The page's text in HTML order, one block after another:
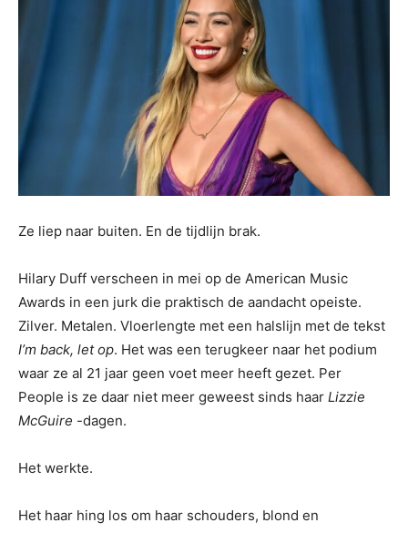
Ze liep naar buiten. En de tijdlijn brak.
Hilary Duff verscheen in mei op de American Music
Awards in een jurk die praktisch de aandacht opeiste.
Zilver. Metalen. Vloerlengte met een halslijn met de tekst
I’m back, let op. Het was een terugkeer naar het podium
waar ze al 21 jaar geen voet meer heeft gezet. Per
People is ze daar niet meer geweest sinds haar Lizzie
McGuire -dagen.
Het werkte.
Het haar hing los om haar schouders, blond en